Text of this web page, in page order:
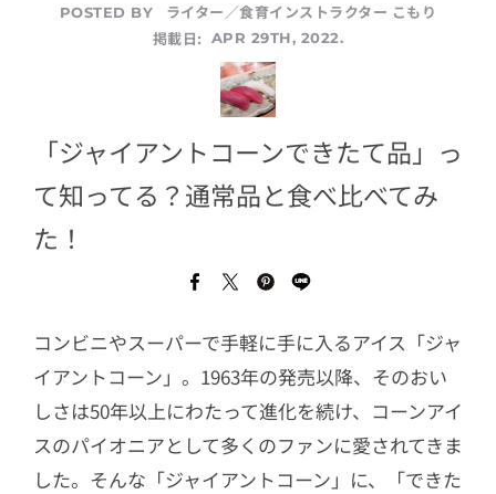
POSTED BY
ライター／食育インストラクター こもり
掲載日:
APR 29TH, 2022.
「ジャイアントコーンできたて品」っ
て知ってる？通常品と食べ比べてみ
た！
コンビニやスーパーで手軽に手に入るアイス「ジャ
イアントコーン」。1963年の発売以降、そのおい
しさは50年以上にわたって進化を続け、コーンアイ
スのパイオニアとして多くのファンに愛されてきま
した。そんな「ジャイアントコーン」に、「できた